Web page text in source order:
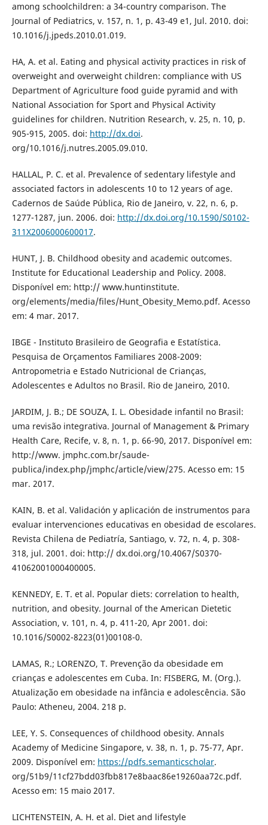
among schoolchildren: a 34-country comparison. The
Journal of Pediatrics, v. 157, n. 1, p. 43-49 e1, Jul. 2010. doi:
10.1016/j.jpeds.2010.01.019.
HA, A. et al. Eating and physical activity practices in risk of
overweight and overweight children: compliance with US
Department of Agriculture food guide pyramid and with
National Association for Sport and Physical Activity
guidelines for children. Nutrition Research, v. 25, n. 10, p.
905-915, 2005. doi: http://dx.doi.
org/10.1016/j.nutres.2005.09.010.
HALLAL, P. C. et al. Prevalence of sedentary lifestyle and
associated factors in adolescents 10 to 12 years of age.
Cadernos de Saúde Pública, Rio de Janeiro, v. 22, n. 6, p.
1277-1287, jun. 2006. doi: http://dx.doi.org/10.1590/S0102-
311X2006000600017.
HUNT, J. B. Childhood obesity and academic outcomes.
Institute for Educational Leadership and Policy. 2008.
Disponível em: http:// www.huntinstitute.
org/elements/media/files/Hunt_Obesity_Memo.pdf. Acesso
em: 4 mar. 2017.
IBGE - Instituto Brasileiro de Geografia e Estatística.
Pesquisa de Orçamentos Familiares 2008-2009:
Antropometria e Estado Nutricional de Crianças,
Adolescentes e Adultos no Brasil. Rio de Janeiro, 2010.
JARDIM, J. B.; DE SOUZA, I. L. Obesidade infantil no Brasil:
uma revisão integrativa. Journal of Management & Primary
Health Care, Recife, v. 8, n. 1, p. 66-90, 2017. Disponível em:
http://www. jmphc.com.br/saude-
publica/index.php/jmphc/article/view/275. Acesso em: 15
mar. 2017.
KAIN, B. et al. Validación y aplicación de instrumentos para
evaluar intervenciones educativas en obesidad de escolares.
Revista Chilena de Pediatría, Santiago, v. 72, n. 4, p. 308-
318, jul. 2001. doi: http:// dx.doi.org/10.4067/S0370-
41062001000400005.
KENNEDY, E. T. et al. Popular diets: correlation to health,
nutrition, and obesity. Journal of the American Dietetic
Association, v. 101, n. 4, p. 411-20, Apr 2001. doi:
10.1016/S0002-8223(01)00108-0.
LAMAS, R.; LORENZO, T. Prevenção da obesidade em
crianças e adolescentes em Cuba. In: FISBERG, M. (Org.).
Atualização em obesidade na infância e adolescência. São
Paulo: Atheneu, 2004. 218 p.
LEE, Y. S. Consequences of childhood obesity. Annals
Academy of Medicine Singapore, v. 38, n. 1, p. 75-77, Apr.
2009. Disponível em: https://pdfs.semanticscholar.
org/51b9/11cf27bdd03fbb817e8baac86e19260aa72c.pdf.
Acesso em: 15 maio 2017.
LICHTENSTEIN, A. H. et al. Diet and lifestyle